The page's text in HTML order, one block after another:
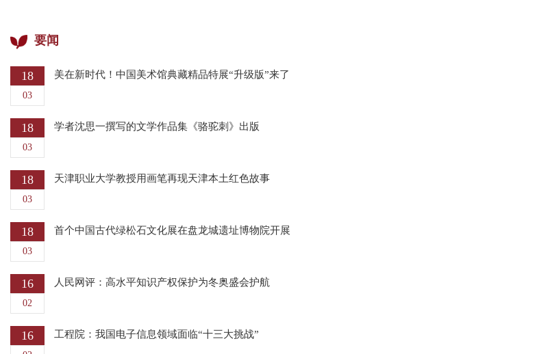
要闻
18
03
美在新时代！中国美术馆典藏精品特展“升级版”来了
18
03
学者沈思一撰写的文学作品集《骆驼刺》出版
18
03
天津职业大学教授用画笔再现天津本土红色故事
18
03
首个中国古代绿松石文化展在盘龙城遗址博物院开展
16
02
人民网评：高水平知识产权保护为冬奥盛会护航
16 工程院：我国电子信息领域面临“十三大挑战”